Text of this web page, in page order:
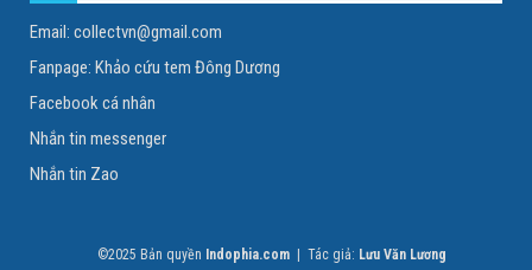
Email: collectvn@gmail.com
Fanpage: Khảo cứu tem Đông Dương
Facebook cá nhân
Nhắn tin messenger
Nhắn tin Zao
©2025 Bản quyền Indophia.com | Tác giả: Lưu Văn Lương